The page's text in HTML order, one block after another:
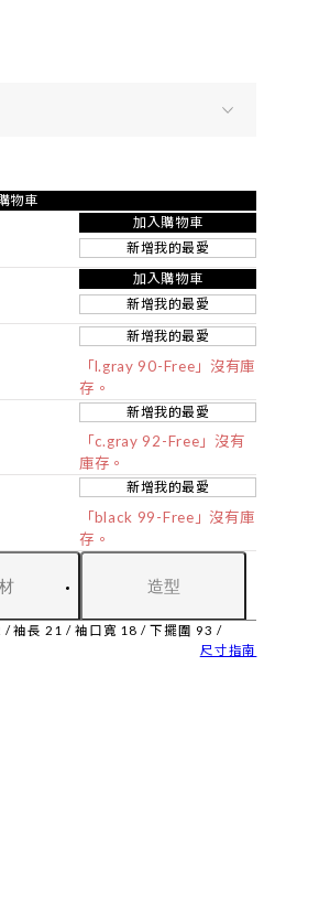
物車
加入購物車
新增我的最愛
加入購物車
新增我的最愛
新增我的最愛
「l.gray 90-Free」沒有庫
存。
新增我的最愛
「c.gray 92-Free」沒有
庫存。
新增我的最愛
「black 99-Free」沒有庫
存。
造型
/ 袖長 21 / 袖口寬 18 / 下擺圍 93 /
尺寸指南